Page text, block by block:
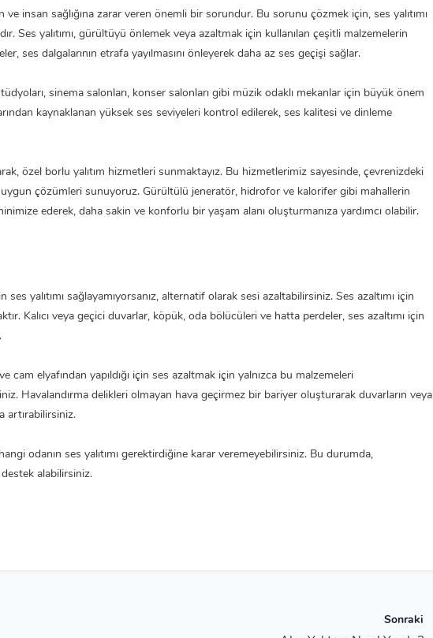
insan sağlığına zarar veren önemli bir sorundur. Bu sorunu çözmek için, ses yalıtımı
Ses yalıtımı, gürültüyü önlemek veya azaltmak için kullanılan çeşitli malzemelerin
ses dalgalarının etrafa yayılmasını önleyerek daha az ses geçişi sağlar.
sinema salonları, konser salonları gibi müzik odaklı mekanlar için büyük önem
kaynaklanan yüksek ses seviyeleri kontrol edilerek, ses kalitesi ve dinleme
özel borlu yalıtım hizmetleri sunmaktayız. Bu hizmetlerimiz sayesinde, çevrenizdeki
çözümleri sunuyoruz. Gürültülü jeneratör, hidrofor ve kalorifer gibi mahallerin
ederek, daha sakin ve konforlu bir yaşam alanı oluşturmanıza yardımcı olabilir.
ses yalıtımı sağlayamıyorsanız, alternatif olarak sesi azaltabilirsiniz. Ses azaltımı için
Kalıcı veya geçici duvarlar, köpük, oda bölücüleri ve hatta perdeler, ses azaltımı için
cam elyafından yapıldığı için ses azaltmak için yalnızca bu malzemeleri
Havalandırma delikleri olmayan hava geçirmez bir bariyer oluşturarak duvarların veya
artırabilirsiniz.
odanın ses yalıtımı gerektirdiğine karar veremeyebilirsiniz. Bu durumda,
alabilirsiniz.
Sonraki